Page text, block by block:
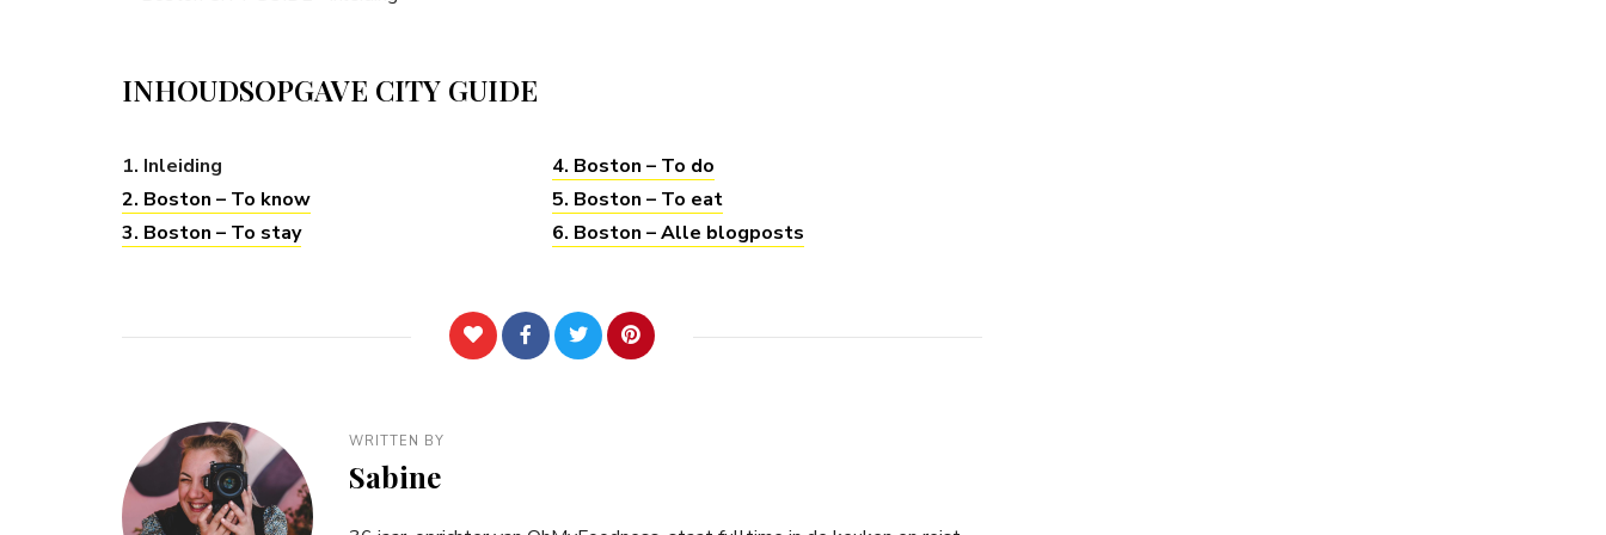
INHOUDSOPGAVE CITY GUIDE
1. Inleiding
2. Boston – To know
3. Boston – To stay
4. Boston – To do
5. Boston – To eat
6. Boston – Alle blogposts
WRITTEN BY
Sabine